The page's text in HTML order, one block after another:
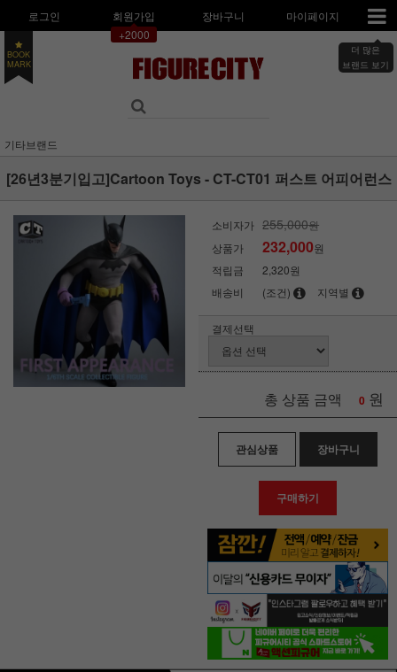
로그인
회원가입
+2000
장바구니 마이페이지
더 많은
브랜드 보기
BOOK
MARK
기타브랜드
[26년3분기입고]Cartoon Toys - CT-CT01 퍼스트 어피어런스
소비자가 255,000원
상품가
232,000원
적립금
2,320원
배송비
(조건) 지역별
결제선택
총 상품 금액 0 원
관심상품 장바구니
구매하기